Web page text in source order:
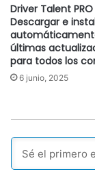
Driver Talent PRO
Descargar e
últimas
para todos los
6 junio, 2025